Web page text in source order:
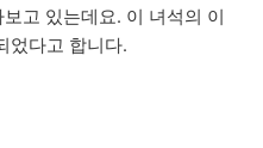
고 있는데요. 이 녀석의 이
었다고 합니다.